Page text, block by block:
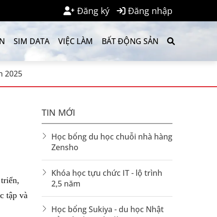
Đăng ký Đăng nhập
SIM DATA VIỆC LÀM BẤT ĐỘNG SẢN
2025
tập và
TIN MỚI
Học bổng du học chuỗi nhà hàng
Zensho
Khóa học tựu chức IT - lộ trình
2,5 năm
Học bổng Sukiya - du học Nhật